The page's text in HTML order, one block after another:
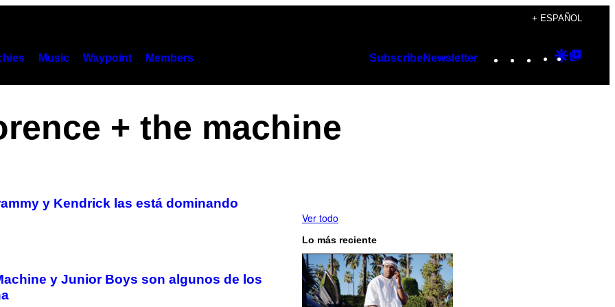
+ ESPAÑOL
Music Waypoint Members SubscribeNewsletter Instagram
TikTok
YouTube
Google
+ the machine
y Kendrick las está dominando
y Junior Boys son algunos de los
Ver todo
Lo más reciente